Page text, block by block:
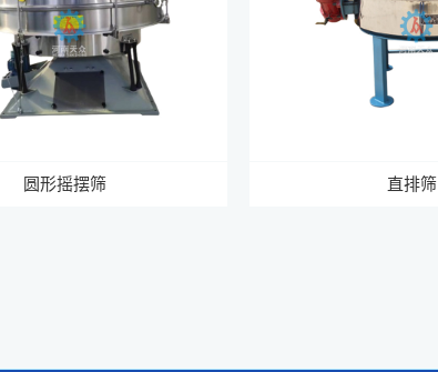
圆形摇摆筛 直排筛